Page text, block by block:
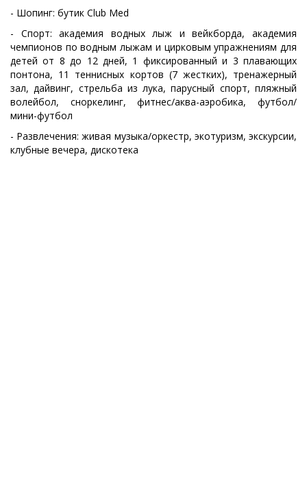
- Шопинг: бутик Club Med
- Спорт: академия водных лыж и вейкборда, академия
чемпионов по водным лыжам и цирковым упражнениям для
детей от 8 до 12 дней, 1 фиксированный и 3 плавающих
понтона, 11 теннисных кортов (7 жестких), тренажерный
зал, дайвинг, стрельба из лука, парусный спорт, пляжный
волейбол, сноркелинг, фитнес/аква-аэробика, футбол/
мини-футбол
- Развлечения: живая музыка/оркестр, экотуризм, экскурсии,
клубные вечера, дискотека